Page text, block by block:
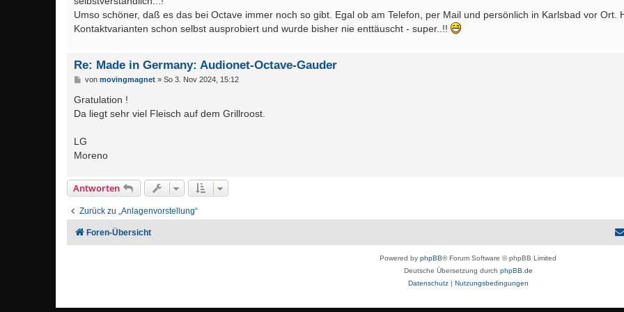
Umso schöner, daß es das bei Octave immer noch so gibt. Egal ob am Telefon, per Mail und persönlich in Karlsbad vor Ort.
Kontaktvarianten schon selbst ausprobiert und wurde bisher nie enttäuscht - super..!!
Re: Made in Germany: Audionet-Octave-Gauder
B
i
t
r
von movingmagnet» So 3. Nov 2024, 15:12
Gratulation !
Da liegt sehr viel Fleisch auf dem Grillroost.
LG
Moreno
Antworten
Zurück zu „Anlagenvorstellung“
Foren-Übersicht
Powered by phpBB® Forum Software © phpBB Limited
Deutsche Übersetzung durch phpBB.de
Datenschutz| Nutzungsbedingungen